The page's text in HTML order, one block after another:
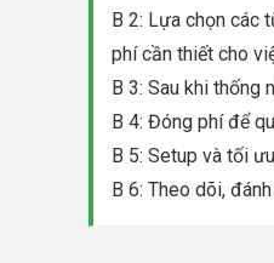
B 2: Lựa chọn các
phí cần thiết cho
B 3: Sau khi thống
B 4: Đóng phí để
B 5: Setup và tối
B 6: Theo dõi,